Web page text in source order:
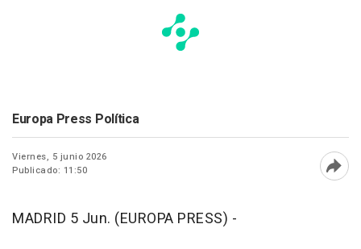
Europa Press Política
Viernes, 5 junio 2026
Publicado: 11:50
MADRID 5 Jun. (EUROPA PRESS) -